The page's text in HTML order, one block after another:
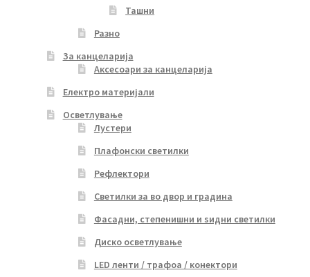
Ташни
Разно
За канцеларија
Аксесоари за канцеларија
Електро материјали
Осветлување
Лустери
Плафонски светилки
Рефлектори
Светилки за во двор и градина
Фасадни, степенишни и ѕидни светилки
Диско осветлување
LED ленти / трафоа / конектори